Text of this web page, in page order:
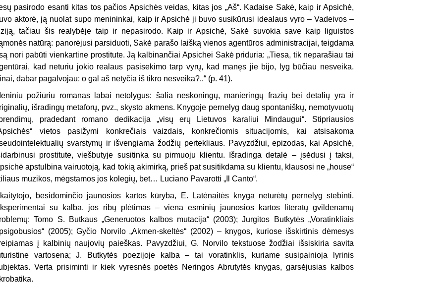
pasirodo esanti kitas tos pačios Apsichės veidas, kitas jos „Aš“. Kadaise Sakė, kaip ir Apsichė,
aktorė, ją nuolat supo menininkai, kaip ir Apsichė ji buvo susikūrusi idealaus vyro – Vadeivos –
tačiau šis realybėje taip ir nepasirodo. Kaip ir Apsichė, Sakė suvokia save kaip liguistos
natūrą: panorėjusi parsiduoti, Sakė parašo laišką vienos agentūros administracijai, teigdama
nori pabūti vienkartine prostitute. Ją kalbinančiai Apsichei Sakė priduria: „Tiesa, tik neparašiau tai
kad neturiu jokio realaus pasisekimo tarp vyrų, kad manęs jie bijo, lyg būčiau nesveika.
dabar pagalvojau: o gal aš netyčia iš tikro nesveika?..“ (p. 41).
požiūriu romanas labai netolygus: šalia neskoningų, manieringų frazių bei detalių yra ir
išradingų metaforų, pvz., skysto akmens. Knygoje pernelyg daug spontaniškų, nemotyvuotų
pradedant romano dedikacija „visų erų Lietuvos karaliui Mindaugui“. Stipriausios
vietos pasižymi konkrečiais vaizdais, konkrečiomis situacijomis, kai atsisakoma
svarstymų ir išvengiama žodžių pertekliaus. Pavyzdžiui, epizodas, kai Apsichė,
prostitute, viešbutyje susitinka su pirmuoju klientu. Išradinga detalė – įsėdusi į taksi,
apstulbina vairuotoją, kad tokią akimirką, prieš pat susitikdama su klientu, klausosi ne „house“
muzikos, mėgstamos jos kolegių, bet… Luciano Pavarotti „Il Canto“.
besidominčio jaunosios kartos kūryba, E. Latėnaitės knyga neturėtų pernelyg stebinti.
su kalba, jos ribų plėtimas – viena esminių jaunosios kartos literatų gvildenamų
Tomo S. Butkaus „Generuotos kalbos mutacija“ (2003); Jurgitos Butkytės „Voratinkliais
(2005); Gyčio Norvilo „Akmen-skeltės“ (2002) – knygos, kuriose išskirtinis dėmesys
į kalbinių naujovių paieškas. Pavyzdžiui, G. Norvilo tekstuose žodžiai išsiskiria savita
vartosena; J. Butkytės poezijoje kalba – tai voratinklis, kuriame susipainioja lyrinis
Verta prisiminti ir kiek vyresnės poetės Neringos Abrutytės knygas, garsėjusias kalbos